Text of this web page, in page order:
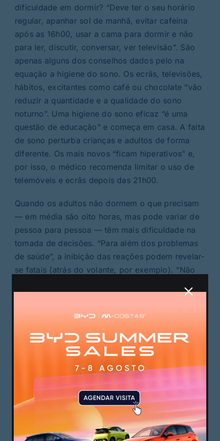
dificuldade em dormir? “Deve ter o seu horário
regular, apanhar sol de manhã, evitar cafeína
após as 16h00, usar a cama para dormir e não
para ler, discutir, conversar, ver televisão”. São
apenas alguns dos conselhos dados pelo na
equação a higiene do sono. Os ecrãs, televisões,
hábitos, excitantes como café ou chocolate “vão
reduzir a quantidade e a qualidade do sono
noturno”. Uma higiene do sono eficaz “é uma
questão de educação” e começa em casa. A falta
de sono perturba crianças e adultos de forma
diferente. Os mais novos “ficam hiperativos” e,
por isso, o médico recomenda limitar o uso de
telemóveis e ecrãs depois das 21h00.
Quando os adultos não dormem o que precisam
— em média são oito horas, mas pode variar de
pessoa para pessoa — têm mais dificuldade na
tomada de decisões. “Para além dos problemas
de saúde”, a inibição das reações podem revelar-
se fatais (atrás do volante, por exemplo). “Não
dia, implica as nossas decisões não serem as
PUBLICIDADE
PUBLICIDADE